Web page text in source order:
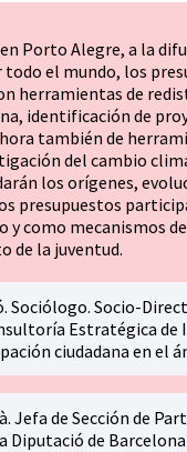
Porto Alegre, a la
todo el mundo, los
herramientas de
identificación de
también de
del cambio
los orígenes,
presupuestos
y como mecanismos de
de la juventud.
Sociólogo. Socio-
Estratégica de
ciudadana en el
Jefa de Sección de
Diputació de Barcelona